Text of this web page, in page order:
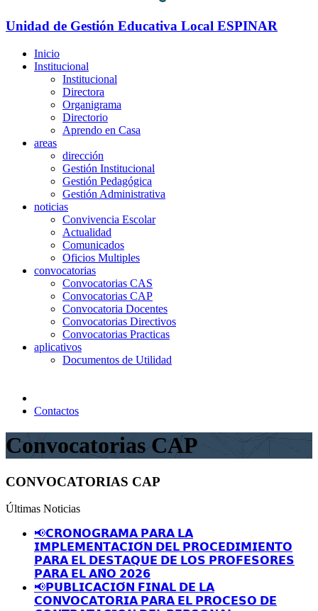
Unidad de Gestión Educativa Local ESPINAR
Inicio
Institucional
Institucional
Directora
Organigrama
Directorio
Aprendo en Casa
areas
dirección
Gestión Institucional
Gestión Pedagógica
Gestión Administrativa
noticias
Convivencia Escolar
Actualidad
Comunicados
Oficios Multiples
convocatorias
Convocatorias CAS
Convocatorias CAP
Convocatoria Docentes
Convocatorias Directivos
Convocatorias Practicas
aplicativos
Documentos de Utilidad
Contactos
Convocatorias CAP
CONVOCATORIAS CAP
Últimas Noticias
📢𝗖𝗥𝗢𝗡𝗢𝗚𝗥𝗔𝗠𝗔 𝗣𝗔𝗥𝗔 𝗟𝗔
𝗜𝗠𝗣𝗟𝗘𝗠𝗘𝗡𝗧𝗔𝗖𝗜𝗢́𝗡 𝗗𝗘𝗟 𝗣𝗥𝗢𝗖𝗘𝗗𝗜𝗠𝗜𝗘𝗡𝗧𝗢
𝗣𝗔𝗥𝗔 𝗘𝗟 𝗗𝗘𝗦𝗧𝗔𝗤𝗨𝗘 𝗗𝗘 𝗟𝗢𝗦 𝗣𝗥𝗢𝗙𝗘𝗦𝗢𝗥𝗘𝗦
𝗣𝗔𝗥𝗔 𝗘𝗟 𝗔𝗡̃𝗢 𝟮𝟬𝟮𝟲
📢𝗣𝗨𝗕𝗟𝗜𝗖𝗔𝗖𝗜𝗢́𝗡 𝗙𝗜𝗡𝗔𝗟 𝗗𝗘 𝗟𝗔
𝗖𝗢𝗡𝗩𝗢𝗖𝗔𝗧𝗢𝗥𝗜𝗔 𝗣𝗔𝗥𝗔 𝗘𝗟 𝗣𝗥𝗢𝗖𝗘𝗦𝗢 𝗗𝗘